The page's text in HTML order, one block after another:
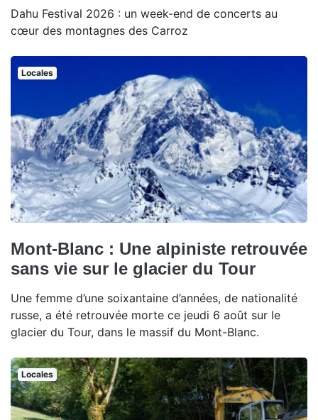
Dahu Festival 2026 : un week-end de concerts au
cœur des montagnes des Carroz
Locales
Mont-Blanc : Une alpiniste retrouvée
sans vie sur le glacier du Tour
Une femme d’une soixantaine d’années, de nationalité
russe, a été retrouvée morte ce jeudi 6 août sur le
glacier du Tour, dans le massif du Mont-Blanc.
Locales